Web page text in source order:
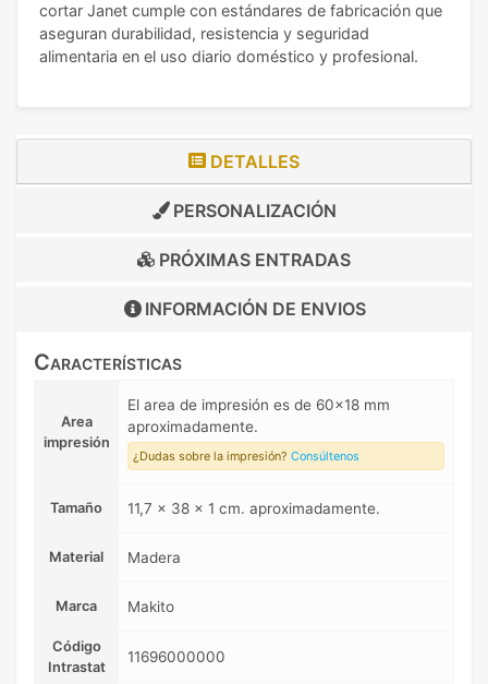
cortar Janet cumple con estándares de fabricación que
aseguran durabilidad, resistencia y seguridad
alimentaria en el uso diario doméstico y profesional.
DETALLES
PERSONALIZACIÓN
PRÓXIMAS ENTRADAS
INFORMACIÓN DE ENVIOS
Características
Area
impresión
El area de impresión es de 60x18 mm
aproximadamente.
¿Dudas sobre la impresión? Consúltenos
Tamaño 11,7 x 38 x 1 cm. aproximadamente.
Material Madera
Marca Makito
Código
Intrastat
11696000000